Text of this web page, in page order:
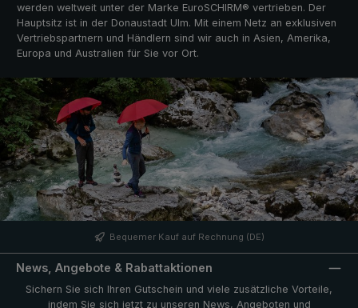
werden weltweit unter der Marke EuroSCHIRM® vertrieben. Der
Hauptsitz ist in der Donaustadt Ulm. Mit einem Netz an exklusiven
Vertriebspartnern und Händlern sind wir auch in Asien, Amerika,
Europa und Australien für Sie vor Ort.
Bequemer Kauf auf Rechnung (DE)
News, Angebote & Rabattaktionen
Sichern Sie sich Ihren Gutschein und viele zusätzliche Vorteile,
indem Sie sich jetzt zu unseren News, Angeboten und